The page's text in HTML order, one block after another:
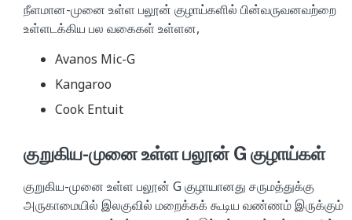
நீளமான-முனை உள்ள பலூன் குழாய்களில் பின்வருவனவற்றை
உள்ளடக்கிய பல வகைகள் உள்ளன,
Avanos Mic-G
Kangaroo
Cook Entuit
குறுகிய-முனை உள்ள பலூன் G குழாய்கள்
குறுகிய-முனை உள்ள பலூன் G குழாயானது சருமத்துக்கு
அருகாமையில் இலகுவில் மறைக்கக் கூடிய வண்ணம் இருக்கும்